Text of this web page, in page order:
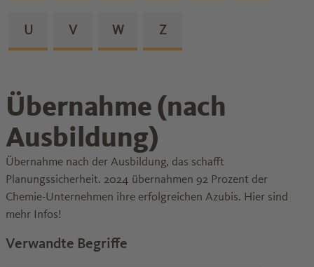
Zu den Glossareinträgen von dem Buchstaben
U Zu den Glossareinträgen von dem
V Zu den Glossareinträgen von dem
W Zu den Glossareinträgen
Z
Übernahme (nach
Ausbildung)
Übernahme nach der Ausbildung, das schafft
Planungssicherheit. 2024 übernahmen 92 Prozent der
Chemie-Unternehmen ihre erfolgreichen Azubis. Hier sind
mehr Infos!
Verwandte Begriffe